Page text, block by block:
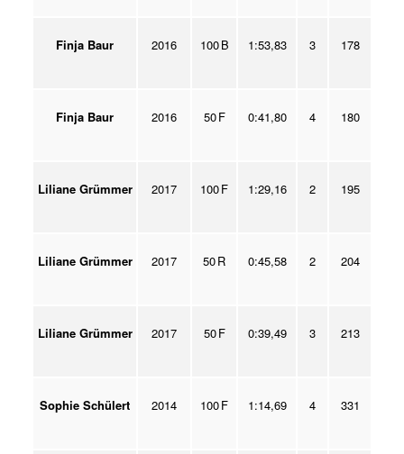
Finja Baur 2016 100 B 1:53,83 3 178
Finja Baur 2016 50 F 0:41,80 4 180
Liliane Grümmer 2017 100 F 1:29,16 2 195
Liliane Grümmer 2017 50 R 0:45,58 2 204
Liliane Grümmer 2017 50 F 0:39,49 3 213
Sophie Schülert 2014 100 F 1:14,69 4 331